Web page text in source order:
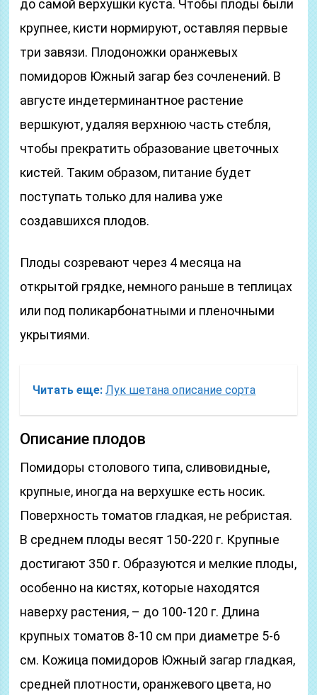
до самой верхушки куста. Чтобы плоды были
крупнее, кисти нормируют, оставляя первые
три завязи. Плодоножки оранжевых
помидоров Южный загар без сочленений. В
августе индетерминантное растение
вершкуют, удаляя верхнюю часть стебля,
чтобы прекратить образование цветочных
кистей. Таким образом, питание будет
поступать только для налива уже
создавшихся плодов.
Плоды созревают через 4 месяца на
открытой грядке, немного раньше в теплицах
или под поликарбонатными и пленочными
укрытиями.
Читать еще: Лук шетана описание сорта
Описание плодов
Помидоры столового типа, сливовидные,
крупные, иногда на верхушке есть носик.
Поверхность томатов гладкая, не ребристая.
В среднем плоды весят 150-220 г. Крупные
достигают 350 г. Образуются и мелкие плоды,
особенно на кистях, которые находятся
наверху растения, – до 100-120 г. Длина
крупных томатов 8-10 см при диаметре 5-6
см. Кожица помидоров Южный загар гладкая,
средней плотности, оранжевого цвета, но